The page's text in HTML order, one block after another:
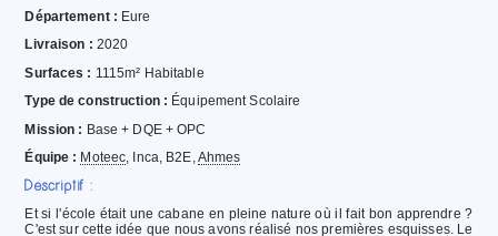
Département : Eure
Livraison : 2020
Surfaces : 1115m² Habitable
Type de construction : ÉquipementScolaire
Mission : Base + DQE + OPC
Équipe : Moteec , Inca, B2E, Ahmes
Descriptif :
Et si l'école était une cabane en pleine nature où il fait bon apprendre ?
C'est sur cette idée que nous avons réalisé nos premières esquisses. Le